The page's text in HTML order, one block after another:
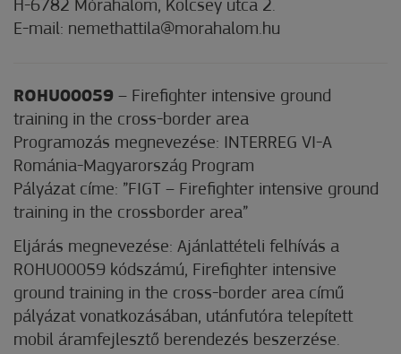
H-6782 Mórahalom, Kölcsey utca 2.
E-mail: nemethattila@morahalom.hu
ROHU00059 – Firefighter intensive ground
training in the cross-border area
Programozás megnevezése: INTERREG VI-A
Románia-Magyarország Program
Pályázat címe: ”FIGT – Firefighter intensive ground
training in the crossborder area”
Eljárás megnevezése: Ajánlattételi felhívás a
ROHU00059 kódszámú, Firefighter intensive
ground training in the cross-border area című
pályázat vonatkozásában, utánfutóra telepített
mobil áramfejlesztő berendezés beszerzése.